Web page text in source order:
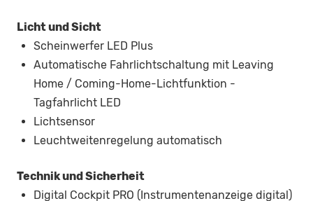
Licht und Sicht
Scheinwerfer LED Plus
Automatische Fahrlichtschaltung mit Leaving
Home / Coming-Home-Lichtfunktion -
Tagfahrlicht LED
Lichtsensor
Leuchtweitenregelung automatisch
Technik und Sicherheit
Digital Cockpit PRO (Instrumentenanzeige digital)